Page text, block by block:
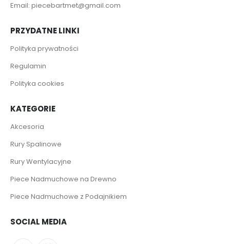
Email: piecebartmet@gmail.com
PRZYDATNE LINKI
Polityka prywatności
Regulamin
Polityka cookies
KATEGORIE
Akcesoria
Rury Spalinowe
Rury Wentylacyjne
Piece Nadmuchowe na Drewno
Piece Nadmuchowe z Podajnikiem
SOCIAL MEDIA